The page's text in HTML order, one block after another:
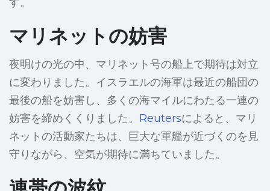
マリネットの妨害
夜明けの光の中、マリネット号の船上で期待は対立
に変わりました。イスラエルの海軍は最近の船団の
最後の船を妨害し、多くの海マイルにわたる一連の
妨害を締めくくりました。 Reutersによると、マリ
ネットの活動家たちは、巨大な軍艦が近づくのを見
守りながら、空気が期待に満ちていました。